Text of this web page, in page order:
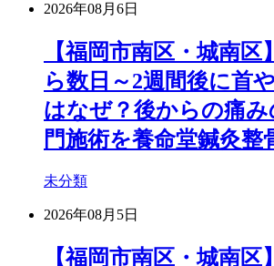
2026年08月6日
【福岡市南区・城南
ら数日～2週間後に首
はなぜ？後からの痛
門施術を養命堂鍼灸整
未分類
2026年08月5日
【福岡市南区・城南区